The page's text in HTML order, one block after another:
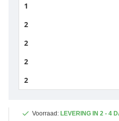
1
2
2
2
2
Voorraad: LEVERING IN 2 - 4